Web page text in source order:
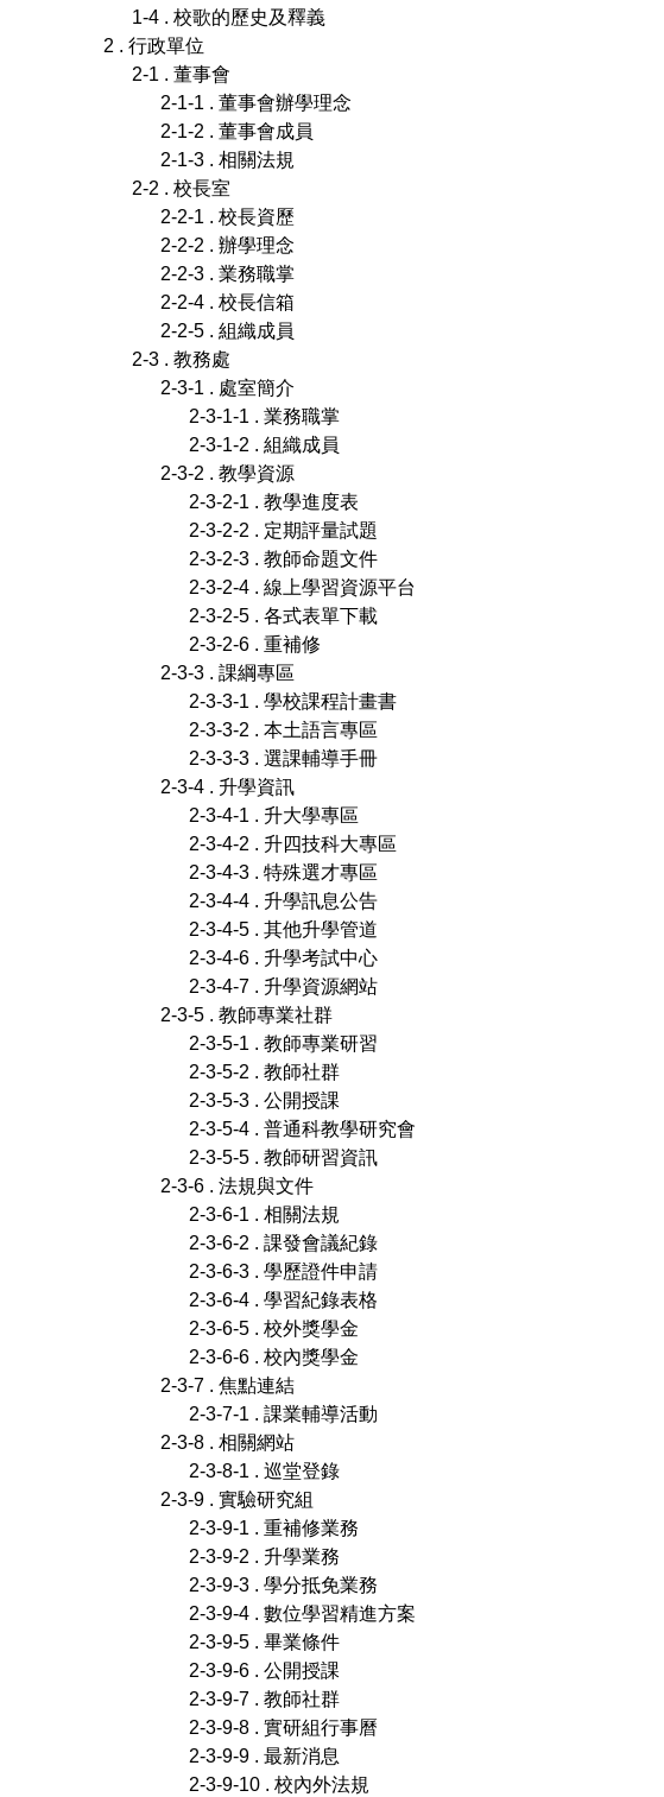
1-4 . 校歌的歷史及釋義
2 . 行政單位
2-1 . 董事會
2-1-1 . 董事會辦學理念
2-1-2 . 董事會成員
2-1-3 . 相關法規
2-2 . 校長室
2-2-1 . 校長資歷
2-2-2 . 辦學理念
2-2-3 . 業務職掌
2-2-4 . 校長信箱
2-2-5 . 組織成員
2-3 . 教務處
2-3-1 . 處室簡介
2-3-1-1 . 業務職掌
2-3-1-2 . 組織成員
2-3-2 . 教學資源
2-3-2-1 . 教學進度表
2-3-2-2 . 定期評量試題
2-3-2-3 . 教師命題文件
2-3-2-4 . 線上學習資源平台
2-3-2-5 . 各式表單下載
2-3-2-6 . 重補修
2-3-3 . 課綱專區
2-3-3-1 . 學校課程計畫書
2-3-3-2 . 本土語言專區
2-3-3-3 . 選課輔導手冊
2-3-4 . 升學資訊
2-3-4-1 . 升大學專區
2-3-4-2 . 升四技科大專區
2-3-4-3 . 特殊選才專區
2-3-4-4 . 升學訊息公告
2-3-4-5 . 其他升學管道
2-3-4-6 . 升學考試中心
2-3-4-7 . 升學資源網站
2-3-5 . 教師專業社群
2-3-5-1 . 教師專業研習
2-3-5-2 . 教師社群
2-3-5-3 . 公開授課
2-3-5-4 . 普通科教學研究會
2-3-5-5 . 教師研習資訊
2-3-6 . 法規與文件
2-3-6-1 . 相關法規
2-3-6-2 . 課發會議紀錄
2-3-6-3 . 學歷證件申請
2-3-6-4 . 學習紀錄表格
2-3-6-5 . 校外獎學金
2-3-6-6 . 校內獎學金
2-3-7 . 焦點連結
2-3-7-1 . 課業輔導活動
2-3-8 . 相關網站
2-3-8-1 . 巡堂登錄
2-3-9 . 實驗研究組
2-3-9-1 . 重補修業務
2-3-9-2 . 升學業務
2-3-9-3 . 學分抵免業務
2-3-9-4 . 數位學習精進方案
2-3-9-5 . 畢業條件
2-3-9-6 . 公開授課
2-3-9-7 . 教師社群
2-3-9-8 . 實研組行事曆
2-3-9-9 . 最新消息
2-3-9-10 . 校內外法規